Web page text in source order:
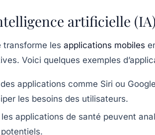
artificielle (IA)
transforme les applications mobiles
Voici quelques exemples
des applications comme Siri ou
les besoins des utilisateurs.
les applications de santé peuvent